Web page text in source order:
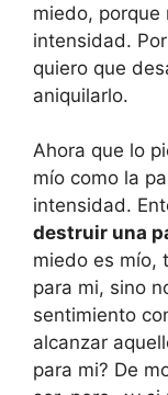
miedo, porque
intensidad.
quiero que
aniquilarlo.
Ahora que lo
mío como la
intensidad.
destruir una
miedo es mío,
para mi, sino
sentimiento
alcanzar
para mi? De